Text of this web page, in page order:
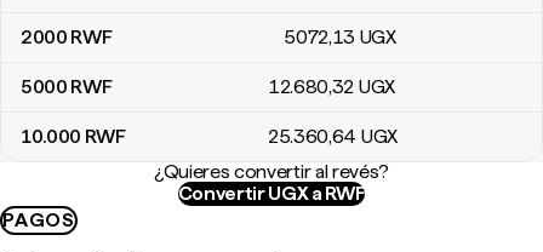
2000 RWF 5072,13 UGX
5000 RWF 12.680,32 UGX
10.000 RWF 25.360,64 UGX
¿Quieres convertir al revés?
Convertir UGX a RWF
PAGOS